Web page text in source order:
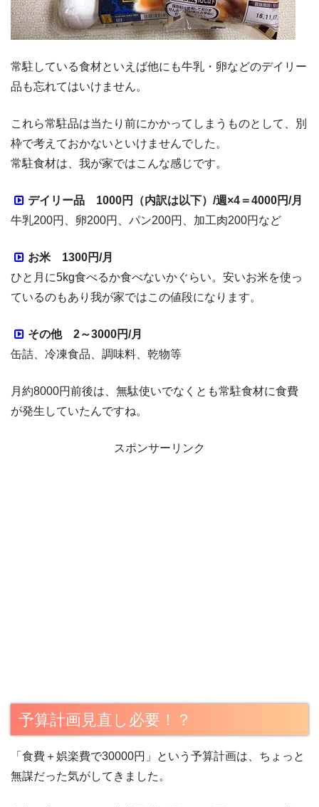
常駐している食材といえば他にも牛乳・卵などのデイリー
品も忘れてはいけません。
これら常駐品は当たり前にかかってしまうものとして、別
枠で考えておかないといけませんでした。
常駐食材は、我が家ではこんな感じです。
デイリー品 1000円（内訳は以下）/週×4＝4000円/月
牛乳200円、卵200円、パン200円、加工肉200円など
お米 1300円/月
ひと月に5kg食べるか食べないかぐらい。安いお米を使っ
ているのもあり我が家ではこの値段になります。
その他 2～3000円/月
缶詰、冷凍食品、調味料、乾物等
月約8000円前後は、無駄使いでなくとも常駐食材に食費
が発生していたんですね。
スポンサーリンク
予算計画見直し必要！？
「食費＋娯楽費で30000円」という予算計画は、ちょっと
無謀だった気がしてきました。